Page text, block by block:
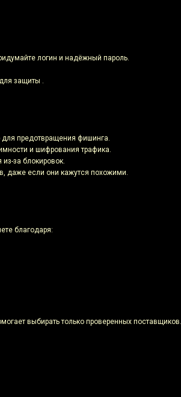
логин и надёжный пароль.
защиты .
для предотвращения фишинга.
и шифрования трафика.
из-за блокировок.
даже если они кажутся похожими.
благодаря:
выбирать только проверенных поставщиков.